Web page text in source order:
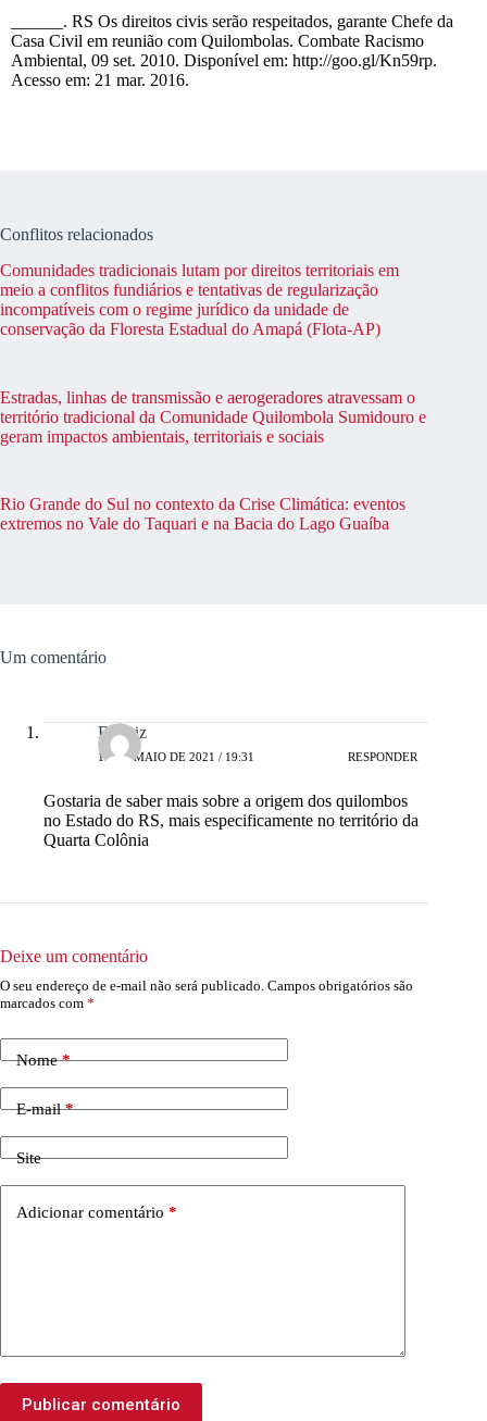
______. RS Os direitos civis serão respeitados, garante Chefe da
Casa Civil em reunião com Quilombolas. Combate Racismo
Ambiental, 09 set. 2010. Disponível em: http://goo.gl/Kn59rp.
Acesso em: 21 mar. 2016.
Conflitos relacionados
Comunidades tradicionais lutam por direitos territoriais em
meio a conflitos fundiários e tentativas de regularização
incompatíveis com o regime jurídico da unidade de
conservação da Floresta Estadual do Amapá (Flota-AP)
Estradas, linhas de transmissão e aerogeradores atravessam o
território tradicional da Comunidade Quilombola Sumidouro e
geram impactos ambientais, territoriais e sociais
Rio Grande do Sul no contexto da Crise Climática: eventos
extremos no Vale do Taquari e na Bacia do Lago Guaíba
Um comentário
Beatriz
19 DE MAIO DE 2021 / 19:31 RESPONDER
Gostaria de saber mais sobre a origem dos quilombos
no Estado do RS, mais especificamente no território da
Quarta Colônia
Deixe um comentário
O seu endereço de e-mail não será publicado. Campos obrigatórios são
marcados com *
Nome*
E-mail*
Site
Adicionar comentário *
Publicar comentário